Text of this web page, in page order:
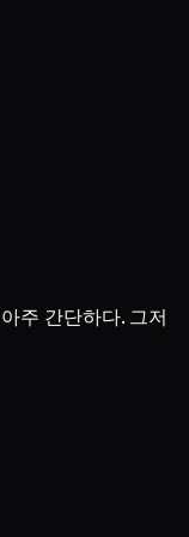
주 간단하다. 그저